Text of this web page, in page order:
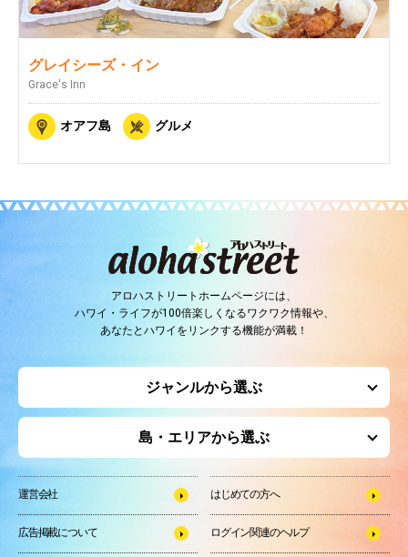
グレイシーズ・イン
Grace's Inn
オアフ島 グルメ
アロハストリートホームページには、
ハワイ・ライフが100倍楽しくなるワクワク情報や、
あなたとハワイをリンクする機能が満載！
ジャンルから選ぶ
島・エリアから選ぶ
運営会社 はじめての方へ
広告掲載について ログイン関連のヘルプ